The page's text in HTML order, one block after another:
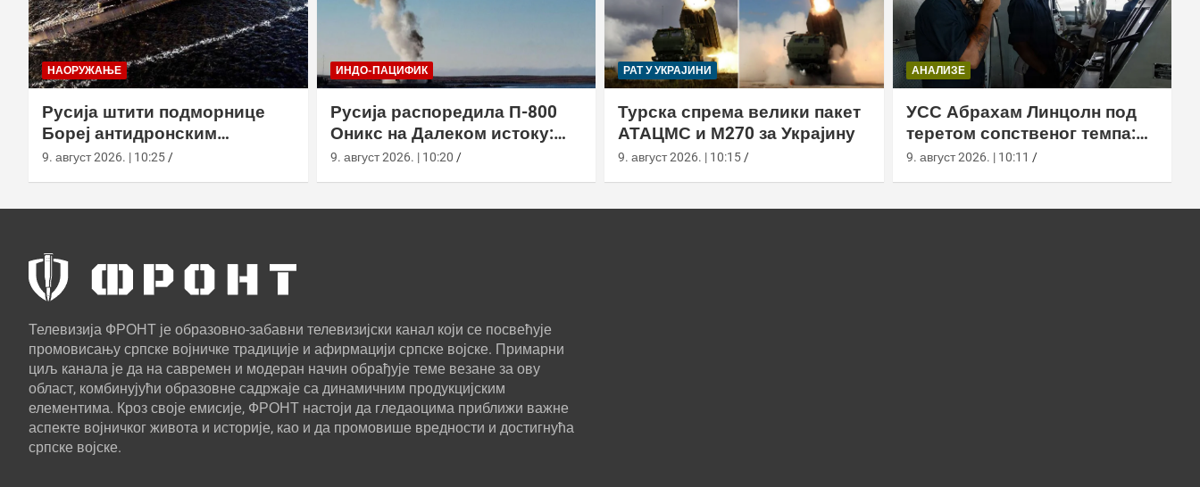
НАОРУЖАЊЕ
Русија штити подморнице
Бореј антидронским
мрежама у бази на Камчатки
9. август 2026. | 10:25
ИНДО-ПАЦИФИК
Русија распоредила П-800
Оникс на Далеком истоку:
„Бастион“ покрива Куриле,
9. август 2026. | 10:20
РАТ У УКРАЈИНИ
Турска спрема велики пакет
АТАЦМС и М270 за Украјину
9. август 2026. | 10:15
АНАЛИЗЕ
УСС Абрахам Линцолн под
теретом сопственог темпа:
исцрпљена посада,
9. август 2026. | 10:11
Телевизија ФРОНТ је образовно-забавни телевизијски канал који се посвећује
промовисању српске војничке традиције и афирмацији српске војске. Примарни
циљ канала је да на савремен и модеран начин обрађује теме везане за ову
област, комбинујући образовне садржаје са динамичним продукцијским
елементима. Кроз своје емисије, ФРОНТ настоји да гледаоцима приближи важне
аспекте војничког живота и историје, као и да промовише вредности и достигнућа
српске војске.